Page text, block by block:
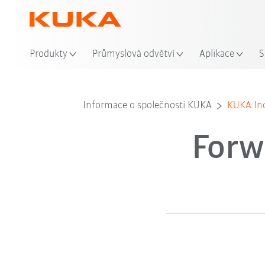
Produkty Průmyslová odvětví Aplikace
Informace o společnosti KUKA KUKA